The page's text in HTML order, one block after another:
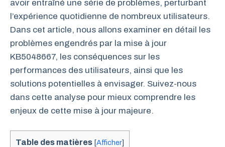
avoir entraîné une série de problèmes, perturbant
l’expérience quotidienne de nombreux utilisateurs.
Dans cet article, nous allons examiner en détail les
problèmes engendrés par la mise à jour
KB5048667, les conséquences sur les
performances des utilisateurs, ainsi que les
solutions potentielles à envisager. Suivez-nous
dans cette analyse pour mieux comprendre les
enjeux de cette mise à jour majeure.
Table des matières [Afficher]